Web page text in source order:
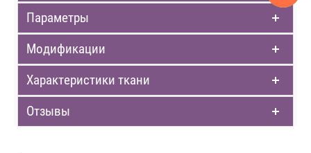
Параметры
Модификации
Характеристики ткани
Отзывы